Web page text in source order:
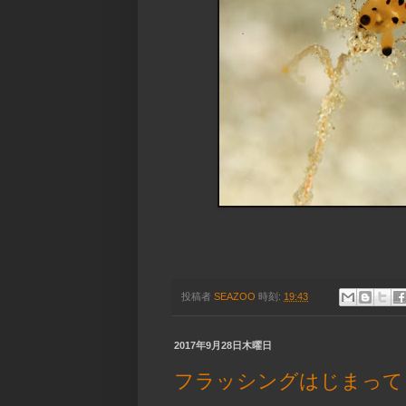
投稿者 SEAZOO 時刻: 19:43
2017年9月28日木曜日
フラッシングはじまっ